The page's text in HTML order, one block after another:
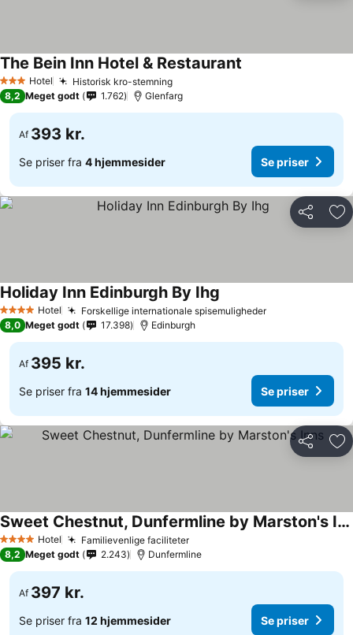
3 StjernerHotel Historisk kro-stemning
The Bein Inn Hotel & Restaurant
8,2 Meget godt 1.762 Glenfarg
Af 393 kr.
Se priser fra 4 hjemmesider Se priser
Del
4 StjernerHotel Forskellige internationale spisemuligheder
Holiday Inn Edinburgh By Ihg
8,0 Meget godt 17.398 Edinburgh
Af 395 kr.
Se priser fra 14 hjemmesider Se priser
Del
4 StjernerHotel Familievenlige faciliteter
Sweet Chestnut, Dunfermline by Marston's Inns
8,2 Meget godt 2.243 Dunfermline
Af 397 kr.
Se priser fra 12 hjemmesider Se priser